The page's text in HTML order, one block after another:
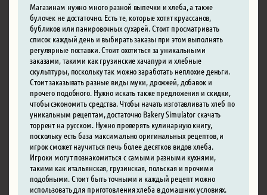
Магазинам нужно много разной выпечки и хлеба, а также
булочек не достаточно. Есть те, которые хотят круассанов,
бубликов или панировочных сухарей. Стоит просматривать
список каждый день и выбирать заказы при этом выполнять
регулярные поставки. Стоит охотиться за уникальными
заказами, такими как грузинские хачапури и хлебные
скульптуры, поскольку так можно заработать неплохие деньги.
Стоит заказывать разные виды муки, дрожжей, добавок и
прочего подобного. Нужно искать также предложения и скидки,
чтобы сэкономить средства. Чтобы начать изготавливать хлеб по
уникальным рецептам, достаточно Bakery Simulator скачать
торрент на русском. Нужно проверять кулинарную книгу,
поскольку есть база максимально оригинальных рецептов, и
игрок сможет научиться печь более десятков видов хлеба.
Игроки могут познакомиться с самыми разными кухнями,
такими как итальянская, грузинская, польская и прочими
подобными. Стоит быть точными и каждый рецепт можно
использовать для приготовления хлеба в домашних условиях.